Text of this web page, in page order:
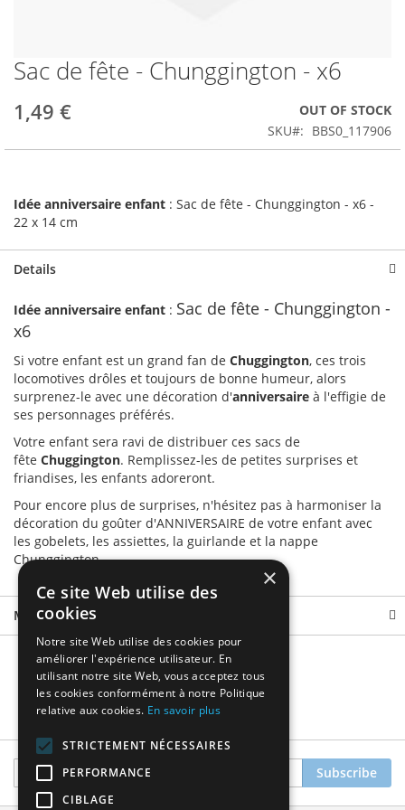
Skip
to
the
beginning
Sac de fête - Chunggington - x6
1,49 €
OUT OF STOCK
SKU
BBS0_117906
Idée anniversaire enfant : Sac de fête - Chunggington - x6 -
22 x 14 cm
Details
Idée anniversaire enfant : Sac de fête - Chunggington -
x6
Si votre enfant est un grand fan de Chuggington, ces trois
locomotives drôles et toujours de bonne humeur, alors
surprenez-le avec une décoration d'anniversaire à l'effigie de
ses personnages préférés.
Votre enfant sera ravi de distribuer ces sacs de
fête Chuggington. Remplissez-les de petites surprises et
friandises, les enfants adoreront.
Pour encore plus de surprises, n'hésitez pas à harmoniser la
décoration du goûter d'ANNIVERSAIRE de votre enfant avec
les gobelets, les assiettes, la guirlande et la nappe
Chunggington.
More Information
Sign
Up
for
Subscribe
×
Ce site Web utilise des
cookies
Notre site Web utilise des cookies pour
améliorer l'expérience utilisateur. En
utilisant notre site Web, vous acceptez tous
les cookies conformément à notre Politique
relative aux cookies. En savoir plus
STRICTEMENT NÉCESSAIRES
PERFORMANCE
CIBLAGE